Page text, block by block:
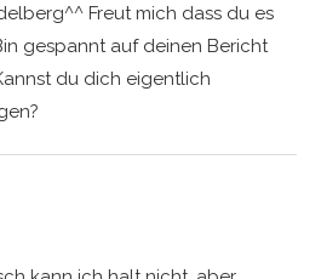
Freut mich dass du es
gespannt auf deinen Bericht
du dich eigentlich